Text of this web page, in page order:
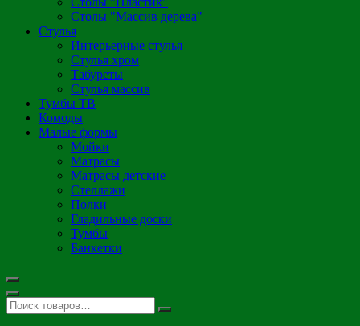
Столы "Массив дерева"
Стулья
Интерьерные стулья
Стулья хром
Табуреты
Стулья массив
Тумбы ТВ
Комоды
Малые формы
Мойки
Матрасы
Матрасы детские
Стеллажи
Полки
Гладильные доски
Тумбы
Банкетки